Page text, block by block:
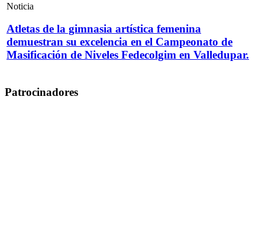
Noticia
Atletas de la gimnasia artística femenina
demuestran su excelencia en el Campeonato de
Masificación de Niveles Fedecolgim en Valledupar.
Patrocinadores